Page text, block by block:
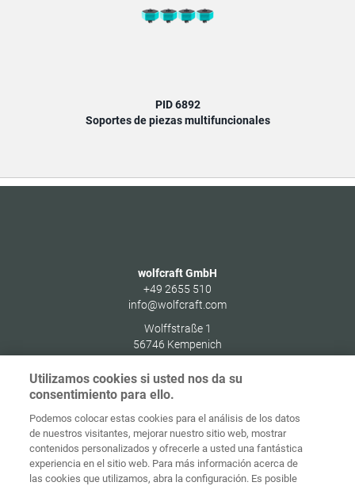
PID 6892
Soportes de piezas multifuncionales
wolfcraft GmbH
+49 2655 510
info@wolfcraft.com
Wolffstraße 1
56746 Kempenich
Inicio Contacto Aviso legal
Protección de
datos
Utilizamos cookies si usted nos da su
consentimiento para ello.
Podemos colocar estas cookies para el análisis de los datos
de nuestros visitantes, mejorar nuestro sitio web, mostrar
contenidos personalizados y ofrecerle a usted una fantástica
experiencia en el sitio web. Para más información acerca de
las cookies que utilizamos, abra la configuración. Es posible